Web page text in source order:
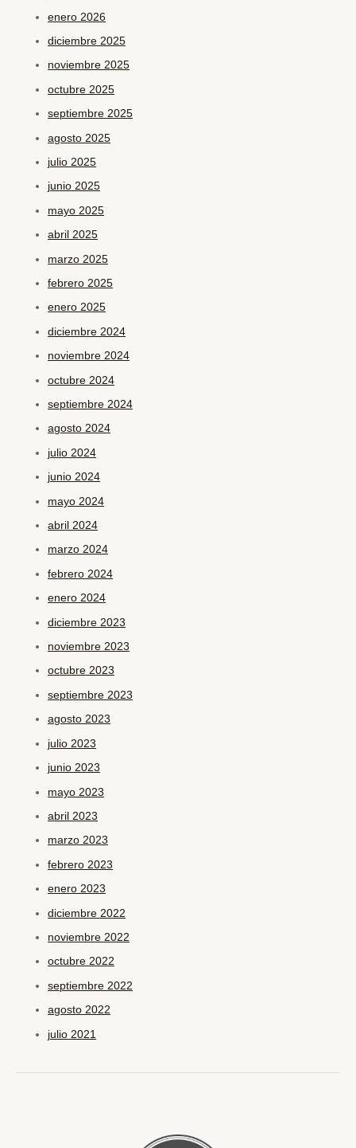
enero 2026
diciembre 2025
noviembre 2025
octubre 2025
septiembre 2025
agosto 2025
julio 2025
junio 2025
mayo 2025
abril 2025
marzo 2025
febrero 2025
enero 2025
diciembre 2024
noviembre 2024
octubre 2024
septiembre 2024
agosto 2024
julio 2024
junio 2024
mayo 2024
abril 2024
marzo 2024
febrero 2024
enero 2024
diciembre 2023
noviembre 2023
octubre 2023
septiembre 2023
agosto 2023
julio 2023
junio 2023
mayo 2023
abril 2023
marzo 2023
febrero 2023
enero 2023
diciembre 2022
noviembre 2022
octubre 2022
septiembre 2022
agosto 2022
julio 2021